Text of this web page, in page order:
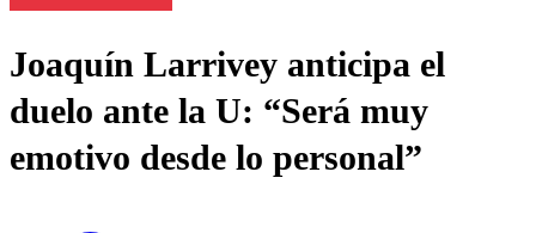
Joaquín Larrivey anticipa el
duelo ante la U: “Será muy
emotivo desde lo personal”